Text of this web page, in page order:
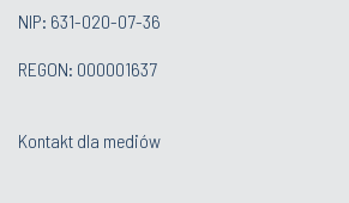
NIP: 631-020-07-36
REGON: 000001637
Kontakt dla mediów